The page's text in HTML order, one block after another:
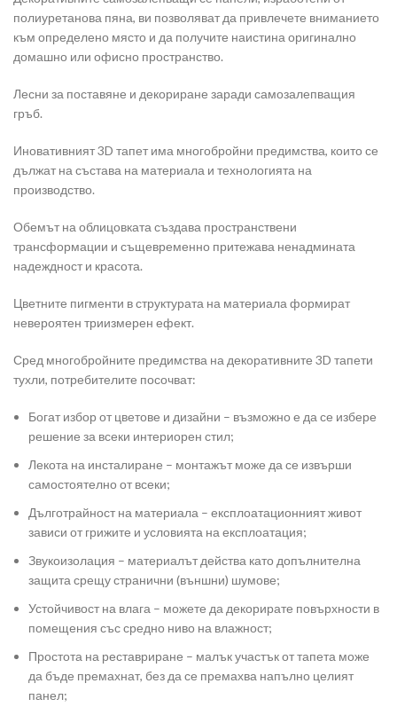
полиуретанова пяна, ви позволяват да привлечете вниманието
към определено място и да получите наистина оригинално
домашно или офисно пространство.
Лесни за поставяне и декориране заради самозалепващия
гръб.
Иновативният 3D тапет има многобройни предимства, които се
дължат на състава на материала и технологията на
производство.
Обемът на облицовката създава пространствени
трансформации и същевременно притежава ненадмината
надеждност и красота.
Цветните пигменти в структурата на материала формират
невероятен триизмерен ефект.
Сред многобройните предимства на декоративните 3D тапети
тухли, потребителите посочват:
Богат избор от цветове и дизайни – възможно е да се избере
решение за всеки интериорен стил;
Лекота на инсталиране – монтажът може да се извърши
самостоятелно от всеки;
Дълготрайност на материала – експлоатационният живот
зависи от грижите и условията на експлоатация;
Звукоизолация – материалът действа като допълнителна
защита срещу странични (външни) шумове;
Устойчивост на влага – можете да декорирате повърхности в
помещения със средно ниво на влажност;
Простота на реставриране – малък участък от тапета може
да бъде премахнат, без да се премахва напълно целият
панел;